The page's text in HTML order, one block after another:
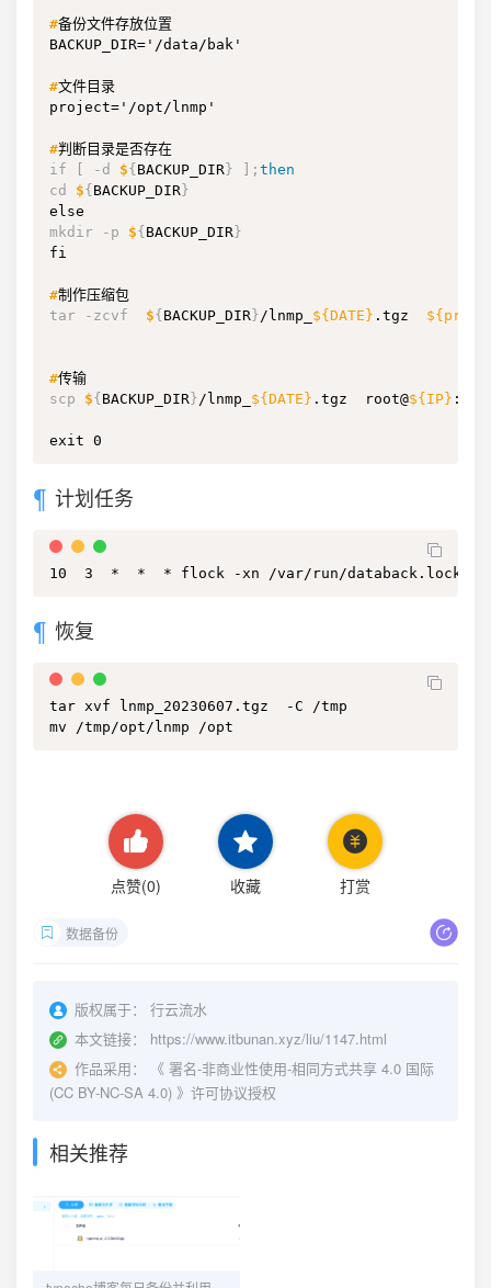
#备份文件存放位置
BACKUP_DIR='/data/bak'
#文件目录
project='/opt/lnmp'
#判断目录是否存在
if [ -d ${ BACKUP_DIR } ; then
cd ${ BACKUP_DIR }
mkdir -p ${ BACKUP_DIR }
fi
#制作压缩包
tar -zcvf ${ BACKUP_DIR }/lnmp_ ${DATE} .tgz
#传输
scp ${ BACKUP_DIR }/lnmp_ ${DATE} .tgz  root@${IP} :/
exit 0
计划任务
10  3  *  *  * flock -xn /var/run/databack.lock -
恢复
tar xvf lnmp_20230607.tgz  -C /tmp
mv /tmp/opt/lnmp /opt
点赞(0) 收藏 打赏
数据备份
版权属于：
行云流水
本文链接：
https://www.itbunan.xyz/liu/1147.html
作品采用：
《 署名-非商业性使用-相同方式共享 4.0 国际
(CC BY-NC-SA 4.0) 》许可协议授权
相关推荐